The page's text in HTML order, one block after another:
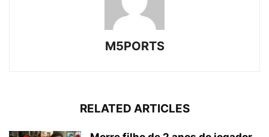
M5PORTS
RELATED ARTICLES